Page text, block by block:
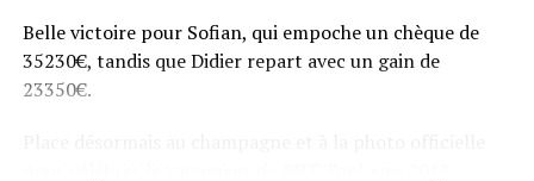
Belle victoire pour Sofian, qui empoche un chèque de
35230€, tandis que Didier repart avec un gain de
23350€.